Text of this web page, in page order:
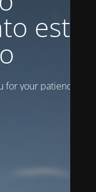
está
your patience!